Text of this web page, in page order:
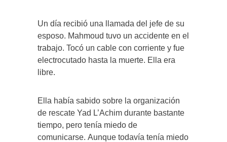
Un día recibió una llamada del jefe de su
esposo. Mahmoud tuvo un accidente en el
trabajo. Tocó un cable con corriente y fue
electrocutado hasta la muerte. Ella era
libre.
Ella había sabido sobre la organización
de rescate Yad L’Achim durante bastante
tiempo, pero tenía miedo de
comunicarse. Aunque todavía tenía miedo